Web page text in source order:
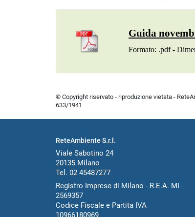
Guida
Formato: .pdf -
© Copyright riservato - riproduzione vietata -
633/1941
ReteAmbiente S.r.l.
Viale Sabotino 24
20135 Milano
Tel. 02 45487277
Registro Imprese di Milano - R.E.A. MI -
2569357
Codice Fiscale e Partita IVA
10966180969